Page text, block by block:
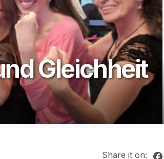
Gleichheit
Share it on: